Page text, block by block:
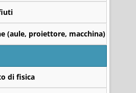
(aule, proiettore, macchina)
di fisica